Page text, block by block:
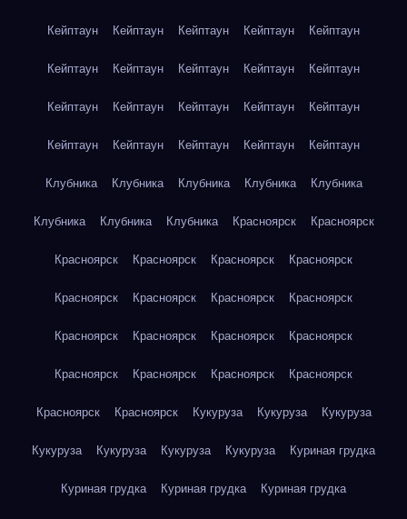
Кейптаун Кейптаун Кейптаун Кейптаун Кейптаун
Кейптаун Кейптаун Кейптаун Кейптаун Кейптаун
Кейптаун Кейптаун Кейптаун Кейптаун Кейптаун
Кейптаун Кейптаун Кейптаун Кейптаун Кейптаун
Клубника Клубника Клубника Клубника Клубника
Клубника Клубника Клубника Красноярск Красноярск
Красноярск Красноярск Красноярск Красноярск
Красноярск Красноярск Красноярск Красноярск
Красноярск Красноярск Красноярск Красноярск
Красноярск Красноярск Красноярск Красноярск
Красноярск Красноярск Кукуруза Кукуруза Кукуруза
Кукуруза Кукуруза Кукуруза Кукуруза Куриная грудка
Куриная грудка Куриная грудка Куриная грудка